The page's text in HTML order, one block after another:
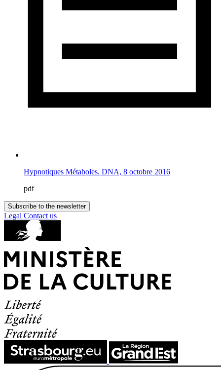
Hypnotiques Métaboles. DNA, 8 octobre 2016
pdf
Subscribe to the newsletter
Legal Contact us